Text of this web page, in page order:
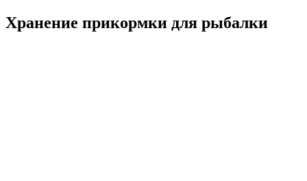
Хранение прикормки для рыбалки